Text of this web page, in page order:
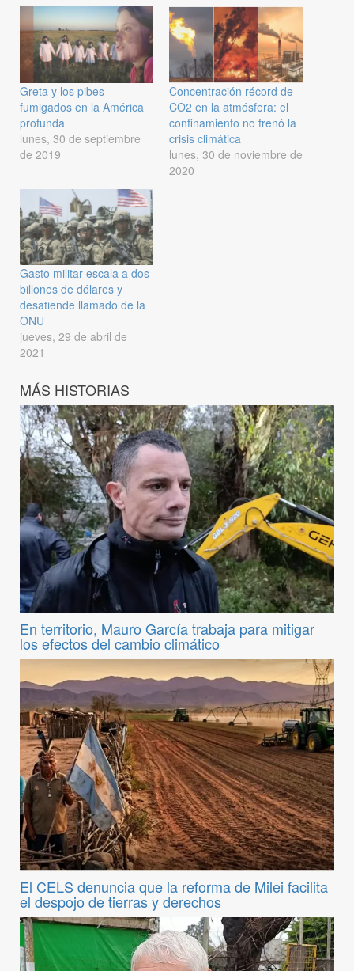
Greta y los pibes
fumigados en la América
profunda
lunes, 30 de septiembre
de 2019
Concentración récord de
CO2 en la atmósfera: el
confinamiento no frenó la
crisis climática
lunes, 30 de noviembre de
2020
Gasto militar escala a dos
billones de dólares y
desatiende llamado de la
ONU
jueves, 29 de abril de
2021
MÁS HISTORIAS
En territorio, Mauro García trabaja para mitigar
los efectos del cambio climático
El CELS denuncia que la reforma de Milei facilita
el despojo de tierras y derechos